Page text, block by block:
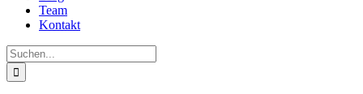
Team
Kontakt
Suche
nach: